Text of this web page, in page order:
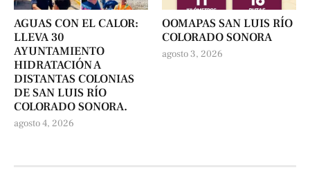
AGUAS CON EL CALOR:
LLEVA 30
AYUNTAMIENTO
HIDRATACIÓN A
DISTANTAS COLONIAS
DE SAN LUIS RÍO
COLORADO SONORA.
agosto 4, 2026
OOMAPAS SAN LUIS RÍO
COLORADO SONORA
agosto 3, 2026